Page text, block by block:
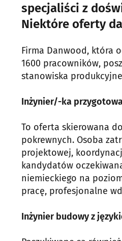
specjaliści z
Niektóre oferty
Firma Danwood, która
1600 pracowników,
stanowiska
Inżynier/-ka
To oferta skierowana
pokrewnych. Osoba
projektowej,
kandydatów
niemieckiego na
pracę, profesjonalne
Inżynier budowy z